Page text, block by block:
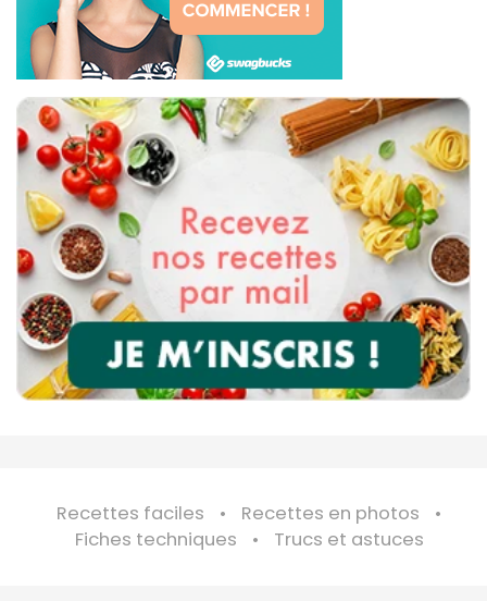
Recettes faciles
Recettes en photos
Fiches techniques
Trucs et astuces